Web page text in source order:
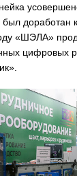
доработан
«ШЭЛА»
цифровых